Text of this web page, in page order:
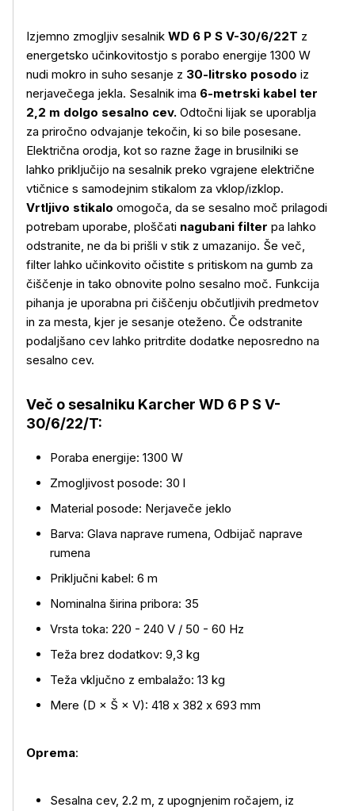
Izjemno zmogljiv sesalnik WD 6 P S V-30/6/22T z
energetsko učinkovitostjo s porabo energije 1300 W
nudi mokro in suho sesanje z 30-litrsko posodo iz
nerjavečega jekla. Sesalnik ima 6-metrski kabel ter
2,2 m dolgo sesalno cev. Odtočni lijak se uporablja
za priročno odvajanje tekočin, ki so bile posesane.
Električna orodja, kot so razne žage in brusilniki se
lahko priključijo na sesalnik preko vgrajene električne
vtičnice s samodejnim stikalom za vklop/izklop.
Vrtljivo stikalo omogoča, da se sesalno moč prilagodi
potrebam uporabe, ploščati nagubani filter pa lahko
odstranite, ne da bi prišli v stik z umazanijo. Še več,
filter lahko učinkovito očistite s pritiskom na gumb za
čiščenje in tako obnovite polno sesalno moč. Funkcija
pihanja je uporabna pri čiščenju občutljivih predmetov
in za mesta, kjer je sesanje oteženo. Če odstranite
podaljšano cev lahko pritrdite dodatke neposredno na
sesalno cev.
Več o sesalniku Karcher WD 6 P S V-
30/6/22/T:
Poraba energije: 1300 W
Zmogljivost posode: 30 l
Material posode: Nerjaveče jeklo
Barva: Glava naprave rumena, Odbijač naprave
rumena
Priključni kabel: 6 m
Nominalna širina pribora: 35
Vrsta toka: 220 - 240 V / 50 - 60 Hz
Teža brez dodatkov: 9,3 kg
Teža vključno z embalažo: 13 kg
Mere (D × Š × V): 418 x 382 x 693 mm
Oprema:
Sesalna cev, 2.2 m, z upognjenim ročajem, iz